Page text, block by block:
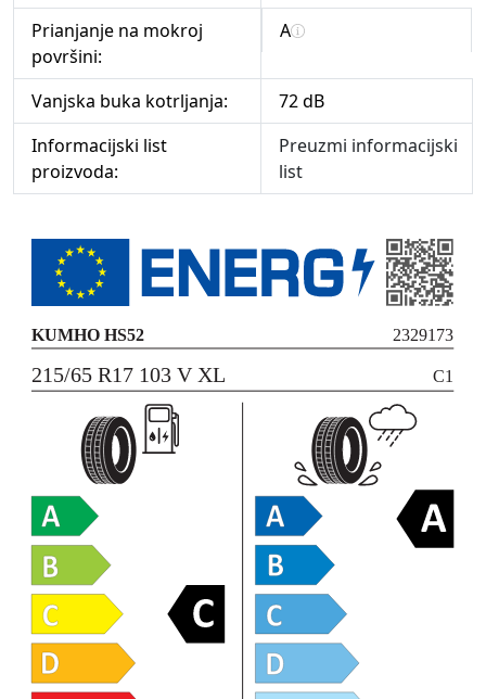
Prianjanje na mokroj
površini:
A
Vanjska buka kotrljanja:
72 dB
Informacijski list
proizvoda:
Preuzmi informacijski
list